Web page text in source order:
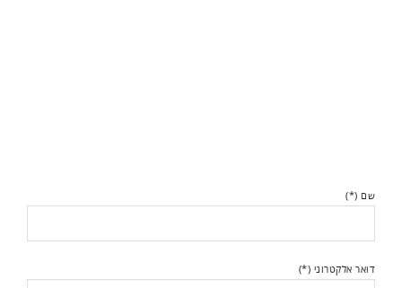
שם (*)
דואר אלקטרוני (*)